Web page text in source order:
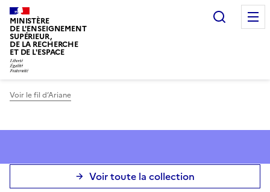
MINISTÈRE
DE L'ENSEIGNEMENT
SUPÉRIEUR,
DE LA RECHERCHE
ET DE L'ESPACE
Voir le fil d’Ariane
Voir toute la collection
Panneau de gestion des cookies